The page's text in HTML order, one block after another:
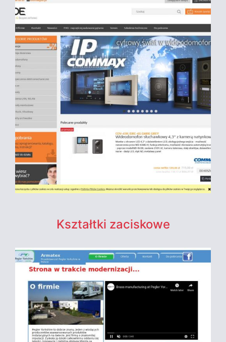
Kształtki zaciskowe